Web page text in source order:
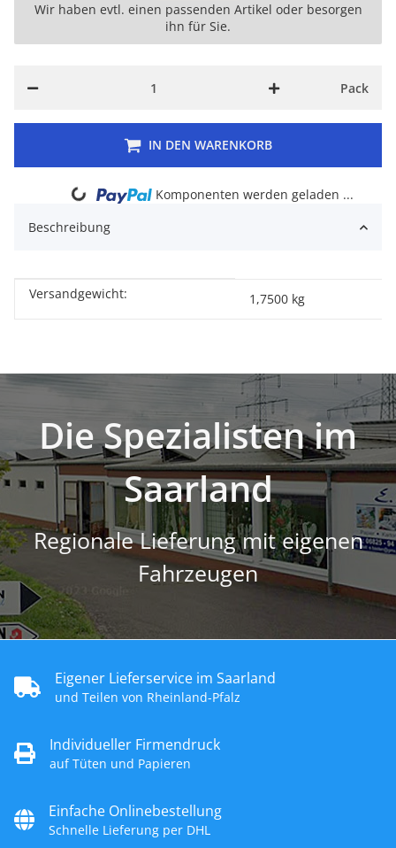
Wir haben evtl. einen passenden Artikel oder besorgen
ihn für Sie.
Pack
IN DEN WARENKORB
Loading...
Komponenten werden geladen ...
Beschreibung
Produkteigenschaft
Wert
Versandgewicht: 1,7500 kg
Die Spezialisten im
Saarland
Regionale Lieferung mit eigenen
Fahrzeugen
Eigener Lieferservice im Saarland
und Teilen von Rheinland-Pfalz
Individueller Firmendruck
auf Tüten und Papieren
Einfache Onlinebestellung
Schnelle Lieferung per DHL